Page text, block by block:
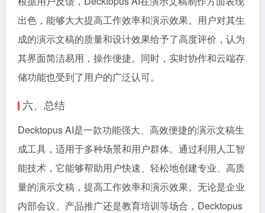
出色，能够大大提高工作效率和演示效果。用户对其生
成的演示文稿的质量和设计效果给予了高度评价，认为
其界面简洁易用，操作便捷。同时，实时协作和云端存
储功能也受到了用户的广泛认可。
六、总结
Decktopus AI是一款功能强大、高效便捷的演示文稿生
成工具，适用于多种场景和用户群体。通过利用人工智
能技术，它能够帮助用户快速、轻松地创建专业、高质
量的演示文稿，提高工作效率和演示效果。无论是企业
内部会议、产品推广还是教育培训等场合，Decktopus